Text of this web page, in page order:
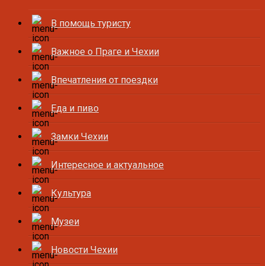
В помощь туристу
Важное о Праге и Чехии
Впечатления от поездки
Еда и пиво
Замки Чехии
Интересное и актуальное
Культура
Музеи
Новости Чехии